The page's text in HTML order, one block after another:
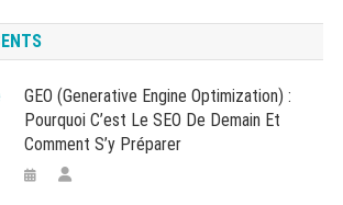
GEO (Generative Engine Optimization) :
Pourquoi C’est Le SEO De Demain Et
Comment S’y Préparer